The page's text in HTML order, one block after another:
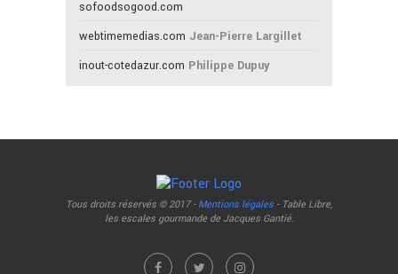
sofoodsogood.com
webtimemedias.com Jean-Pierre Largillet
inout-cotedazur.com Philippe Dupuy
Tous droits réservés © 2017 - Mentions légales - Table Libre,
les escales gourmande de Jacques Gantié.